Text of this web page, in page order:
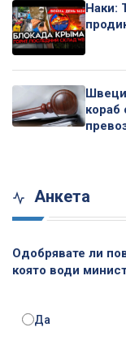
Наки:
кораб
Анкета
Одобрявате ли
която води
Да